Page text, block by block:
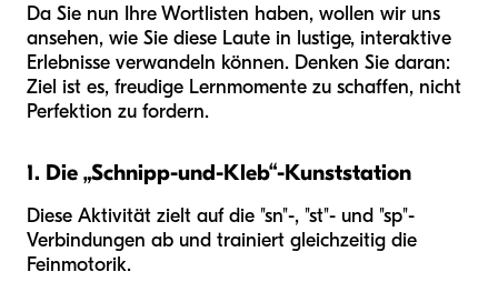
Da Sie nun Ihre Wortlisten haben, wollen wir uns
ansehen, wie Sie diese Laute in lustige, interaktive
Erlebnisse verwandeln können. Denken Sie daran:
Ziel ist es, freudige Lernmomente zu schaffen, nicht
Perfektion zu fordern.
1. Die „Schnipp-und-Kleb“-Kunststation
Diese Aktivität zielt auf die "sn"-, "st"- und "sp"-
Verbindungen ab und trainiert gleichzeitig die
Feinmotorik.